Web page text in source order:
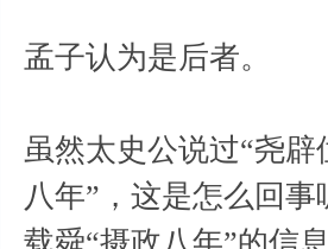
孟子认为是后者。
虽然太史公说过“尧
八年”，这是怎么回
载舜“摄政八年”的信